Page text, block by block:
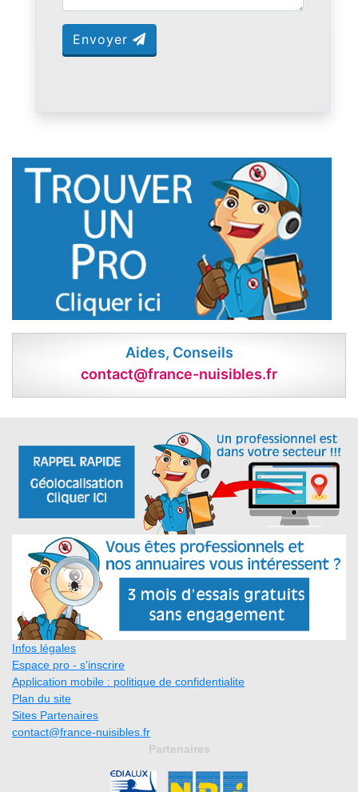
Envoyer
Aides, Conseils
contact@france-nuisibles.fr
Infos légales
Espace pro - s'inscrire
Application mobile : politique de confidentialite
Plan du site
Sites Partenaires
contact@france-nuisibles.fr
Partenaires